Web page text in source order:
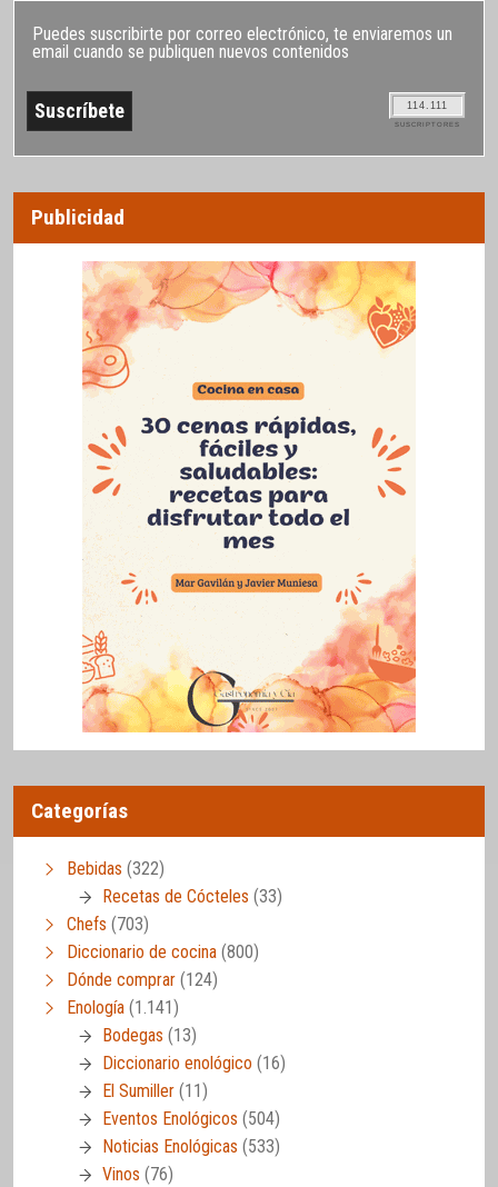
Puedes suscribirte por correo electrónico, te enviaremos un
email cuando se publiquen nuevos contenidos
114.111
SUSCRIPTORES
Publicidad
Categorías
Bebidas (322)
Recetas de Cócteles (33)
Chefs (703)
Diccionario de cocina (800)
Dónde comprar (124)
Enología (1.141)
Bodegas (13)
Diccionario enológico (16)
El Sumiller (11)
Eventos Enológicos (504)
Noticias Enológicas (533)
Vinos (76)